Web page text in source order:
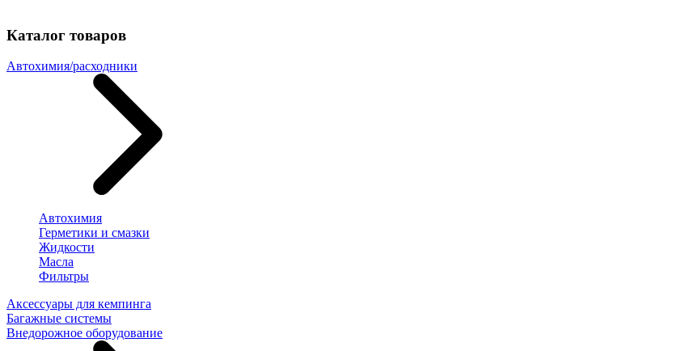
Каталог товаров
Автохимия/расходники
Автохимия
Герметики и смазки
Жидкости
Масла
Фильтры
Аксессуары для кемпинга
Багажные системы
Внедорожное оборудование